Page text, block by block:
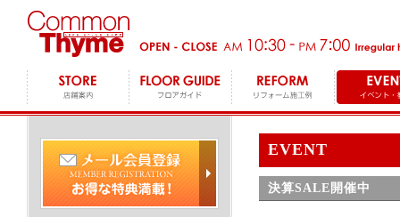
EVENT
決算SALE開催中